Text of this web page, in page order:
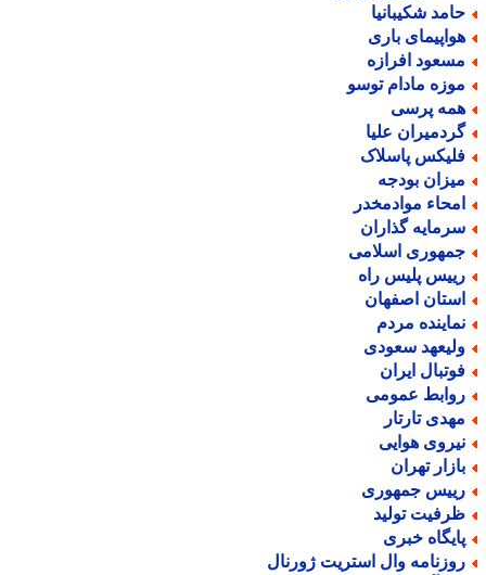
شکیبانیا
باری
افرازه
مادام توسو
پرسی
علیا
پاسلاک
بودجه
موادمخدر
گذاران
اسلامی
پلیس راه
اصفهان
مردم
سعودی
ایران
عمومی
تارتار
هوایی
تهران
جمهوری
تولید
خبری
وال استریت ژورنال